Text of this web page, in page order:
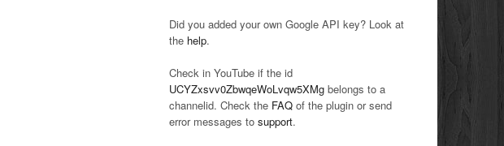
Did you added your own Google API key? Look at
the help.
Check in YouTube if the id
UCYZxsvv0ZbwqeWoLvqw5XMg belongs to a
channelid. Check the FAQ of the plugin or send
error messages to support.